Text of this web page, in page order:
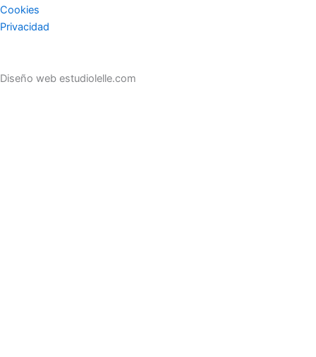
Cookies
Privacidad
Diseño web estudiolelle.com